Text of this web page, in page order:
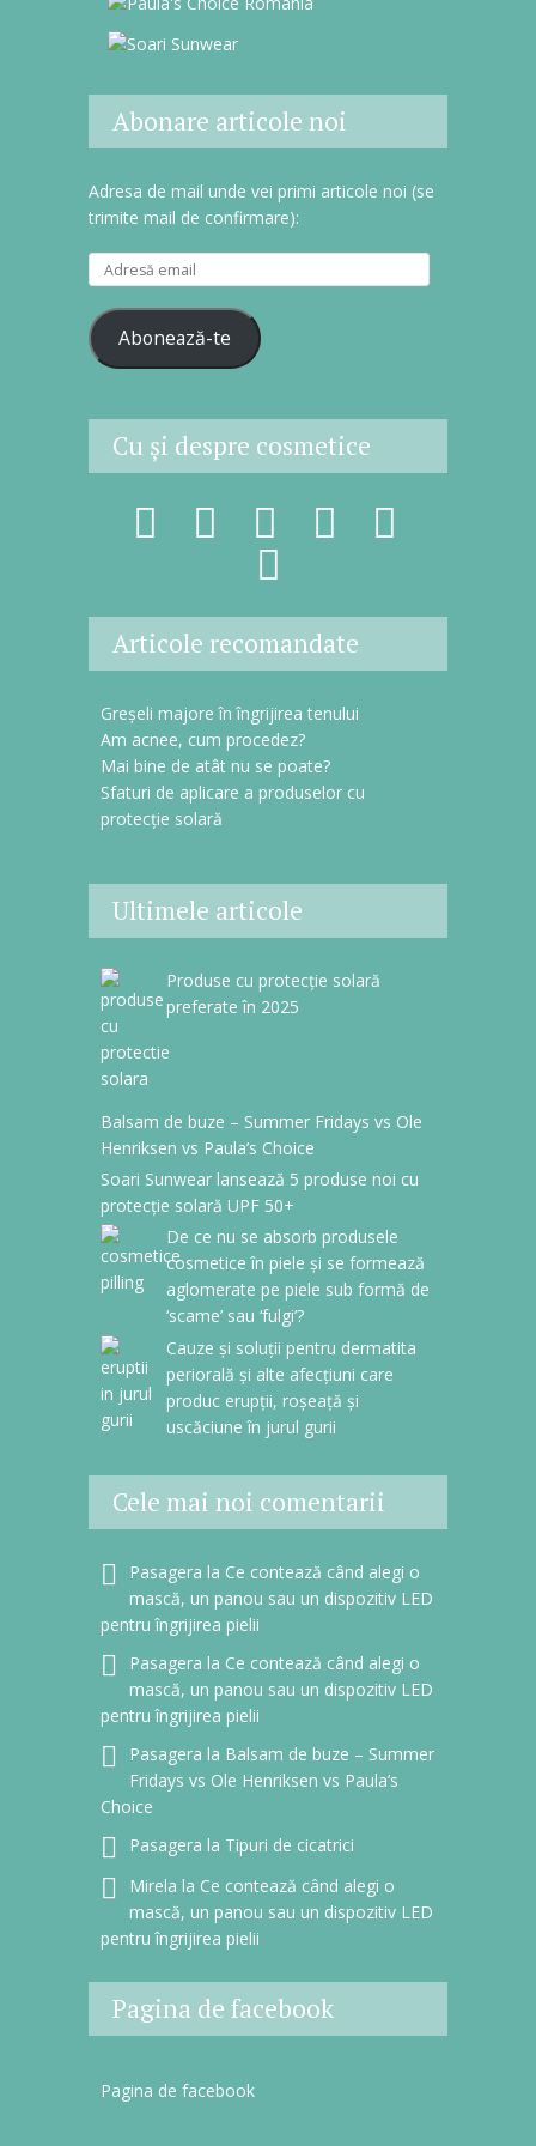
Abonare articole noi
Adresa de mail unde vei primi articole noi (se
trimite mail de confirmare):
d
e
e
a
Abonează-te
Cu şi despre cosmetice
Articole recomandate
Greșeli majore în îngrijirea tenului
Am acnee, cum procedez?
Mai bine de atât nu se poate?
Sfaturi de aplicare a produselor cu
protecție solară
Ultimele articole
Produse cu protecție solară
preferate în 2025
Balsam de buze – Summer Fridays vs Ole
Henriksen vs Paula’s Choice
Soari Sunwear lansează 5 produse noi cu
protecție solară UPF 50+
De ce nu se absorb produsele
cosmetice în piele și se formează
aglomerate pe piele sub formă de
‘scame’ sau ‘fulgi’?
Cauze și soluții pentru dermatita
periorală și alte afecțiuni care
produc erupții, roșeață și
uscăciune în jurul gurii
Cele mai noi comentarii
Pasagera la Ce contează când alegi o
mască, un panou sau un dispozitiv LED
pentru îngrijirea pielii
Pasagera la Ce contează când alegi o
mască, un panou sau un dispozitiv LED
pentru îngrijirea pielii
Pasagera la Balsam de buze – Summer
Fridays vs Ole Henriksen vs Paula’s
Choice
Pasagera la Tipuri de cicatrici
Mirela la Ce contează când alegi o
mască, un panou sau un dispozitiv LED
pentru îngrijirea pielii
Pagina de facebook
Pagina de facebook